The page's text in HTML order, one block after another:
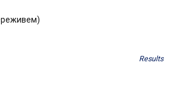
Results